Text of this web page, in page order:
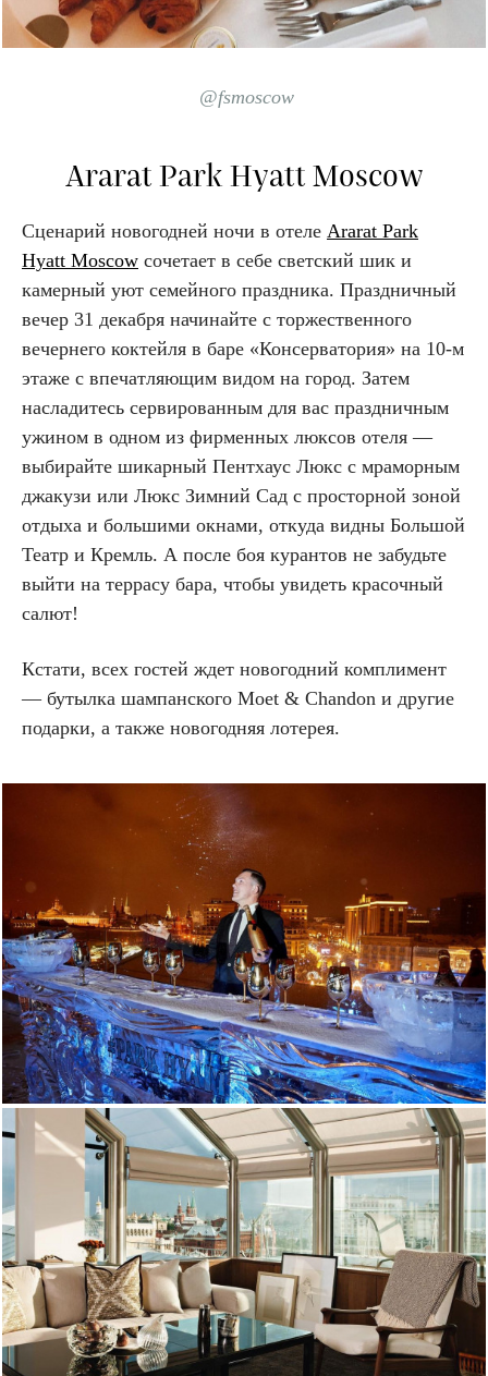
@fsmoscow
Ararat Park Hyatt Moscow
Сценарий новогодней ночи в отеле Ararat Park
Hyatt Moscow сочетает в себе светский шик и
камерный уют семейного праздника. Праздничный
вечер 31 декабря начинайте с торжественного
вечернего коктейля в баре «Консерватория» на 10-м
этаже с впечатляющим видом на город. Затем
насладитесь сервированным для вас праздничным
ужином в одном из фирменных люксов отеля —
выбирайте шикарный Пентхаус Люкс с мраморным
джакузи или Люкс Зимний Сад с просторной зоной
отдыха и большими окнами, откуда видны Большой
Театр и Кремль. А после боя курантов не забудьте
выйти на террасу бара, чтобы увидеть красочный
салют!
Кстати, всех гостей ждет новогодний комплимент
— бутылка шампанского Moet & Chandon и другие
подарки, а также новогодняя лотерея.